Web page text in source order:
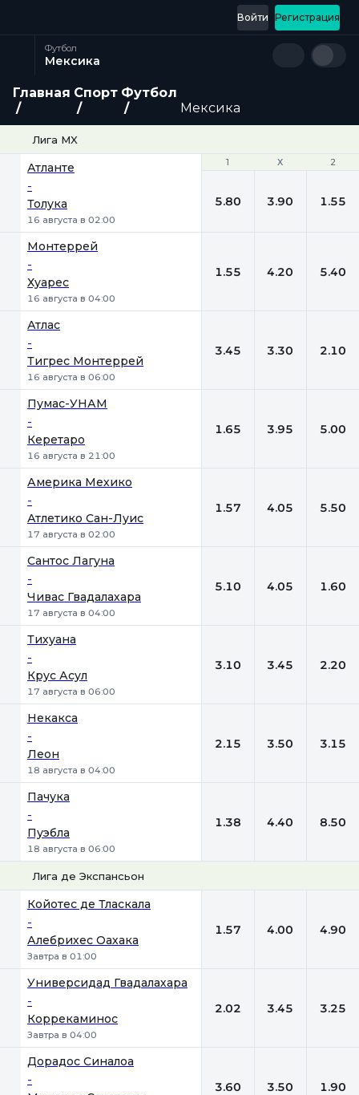
Регистрация
Войти
Футбол
Мексика
Главная Спорт Футбол
Мексика
Лига MX
1 Х 2
Атланте
-
Толука
16 августа в 02:00
1 Х 2
5.80 3.90 1.55
Монтеррей
-
Хуарес
16 августа в 04:00
1.55 4.20 5.40
Атлас
-
Тигрес Монтеррей
16 августа в 06:00
3.45 3.30 2.10
Пумас-УНАМ
-
Керетаро
16 августа в 21:00
1.65 3.95 5.00
Америка Мехико
-
Атлетико Сан-Луис
17 августа в 02:00
1.57 4.05 5.50
Сантос Лагуна
-
Чивас Гвадалахара
17 августа в 04:00
5.10 4.05 1.60
Тихуана
-
Крус Асул
17 августа в 06:00
3.10 3.45 2.20
Некакса
-
Леон
18 августа в 04:00
2.15 3.50 3.15
Пачука
-
Пуэбла
18 августа в 06:00
1.38 4.40 8.50
Лига де Экспансьон
Койотес де Тласкала
-
Алебрихес Оахака
Завтра в 01:00
1.57 4.00 4.90
Универсидад Гвадалахара
-
Коррекаминос
Завтра в 04:00
2.02 3.45 3.25
Дорадос Синалоа
- 3.60 3.50 1.90